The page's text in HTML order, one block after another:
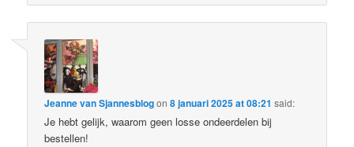
Jeanne van Sjannesblogon8 januari 2025 at 08:21 said:
Je hebt gelijk, waarom geen losse ondeerdelen bij
bestellen!